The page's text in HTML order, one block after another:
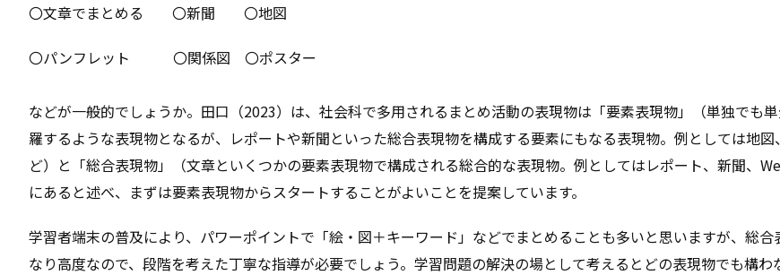
〇文章でまとめる 〇新聞 〇地図
〇パンフレット 〇関係図 〇ポスター
などが一般的でしょうか。田口（2023）は、社会科で多用されるまとめ活動の表現物は「要素表現物」（単独でも
羅するような表現物となるが、レポートや新聞といった総合表現物を構成する要素にもなる表現物。例としては地図
ど）と「総合表現物」（文章といくつかの要素表現物で構成される総合的な表現物。例としてはレポート、新聞、
にあると述べ、まずは要素表現物からスタートすることがよいことを提案しています。
学習者端末の普及により、パワーポイントで「絵・図＋キーワード」などでまとめることも多いと思いますが、総合
なり高度なので、段階を考えた丁寧な指導が必要でしょう。学習問題の解決の場として考えるとどの表現物でも構わ